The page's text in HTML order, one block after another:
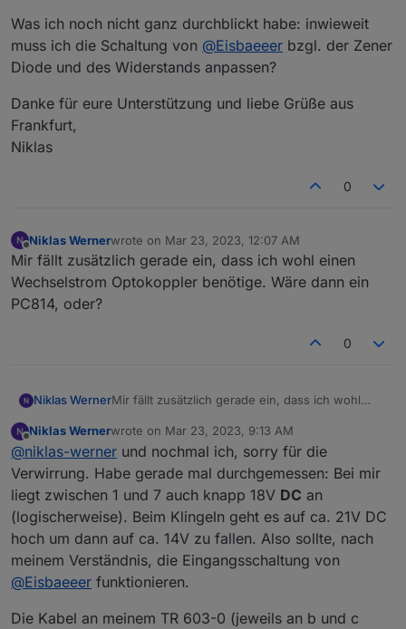
Was ich noch nicht ganz durchblickt habe: inwieweit
muss ich die Schaltung von @Eisbaeeer bzgl. der Zener
Diode und des Widerstands anpassen?
Danke für eure Unterstützung und liebe Grüße aus
Frankfurt,
Niklas
0
Offline
Niklas Wernerwrote on Mar 23, 2023, 12:07 AM
last edited by
Mir fällt zusätzlich gerade ein, dass ich wohl einen
Wechselstrom Optokoppler benötige. Wäre dann ein
PC814, oder?
0
Niklas WernerMir fällt zusätzlich gerade ein, dass ich wohl
Wäre dann ein PC814, oder?
Offline
Niklas Wernerwrote on Mar 23, 2023, 9:13 AM
last edited by
@niklas-werner und nochmal ich, sorry für die
Verwirrung. Habe gerade mal durchgemessen: Bei mir
liegt zwischen 1 und 7 auch knapp 18V DC an
(logischerweise). Beim Klingeln geht es auf ca. 21V DC
hoch um dann auf ca. 14V zu fallen. Also sollte, nach
meinem Verständnis, die Eingangsschaltung von
@Eisbaeeer funktionieren.
Die Kabel an meinem TR 603-0 (jeweils an b und c